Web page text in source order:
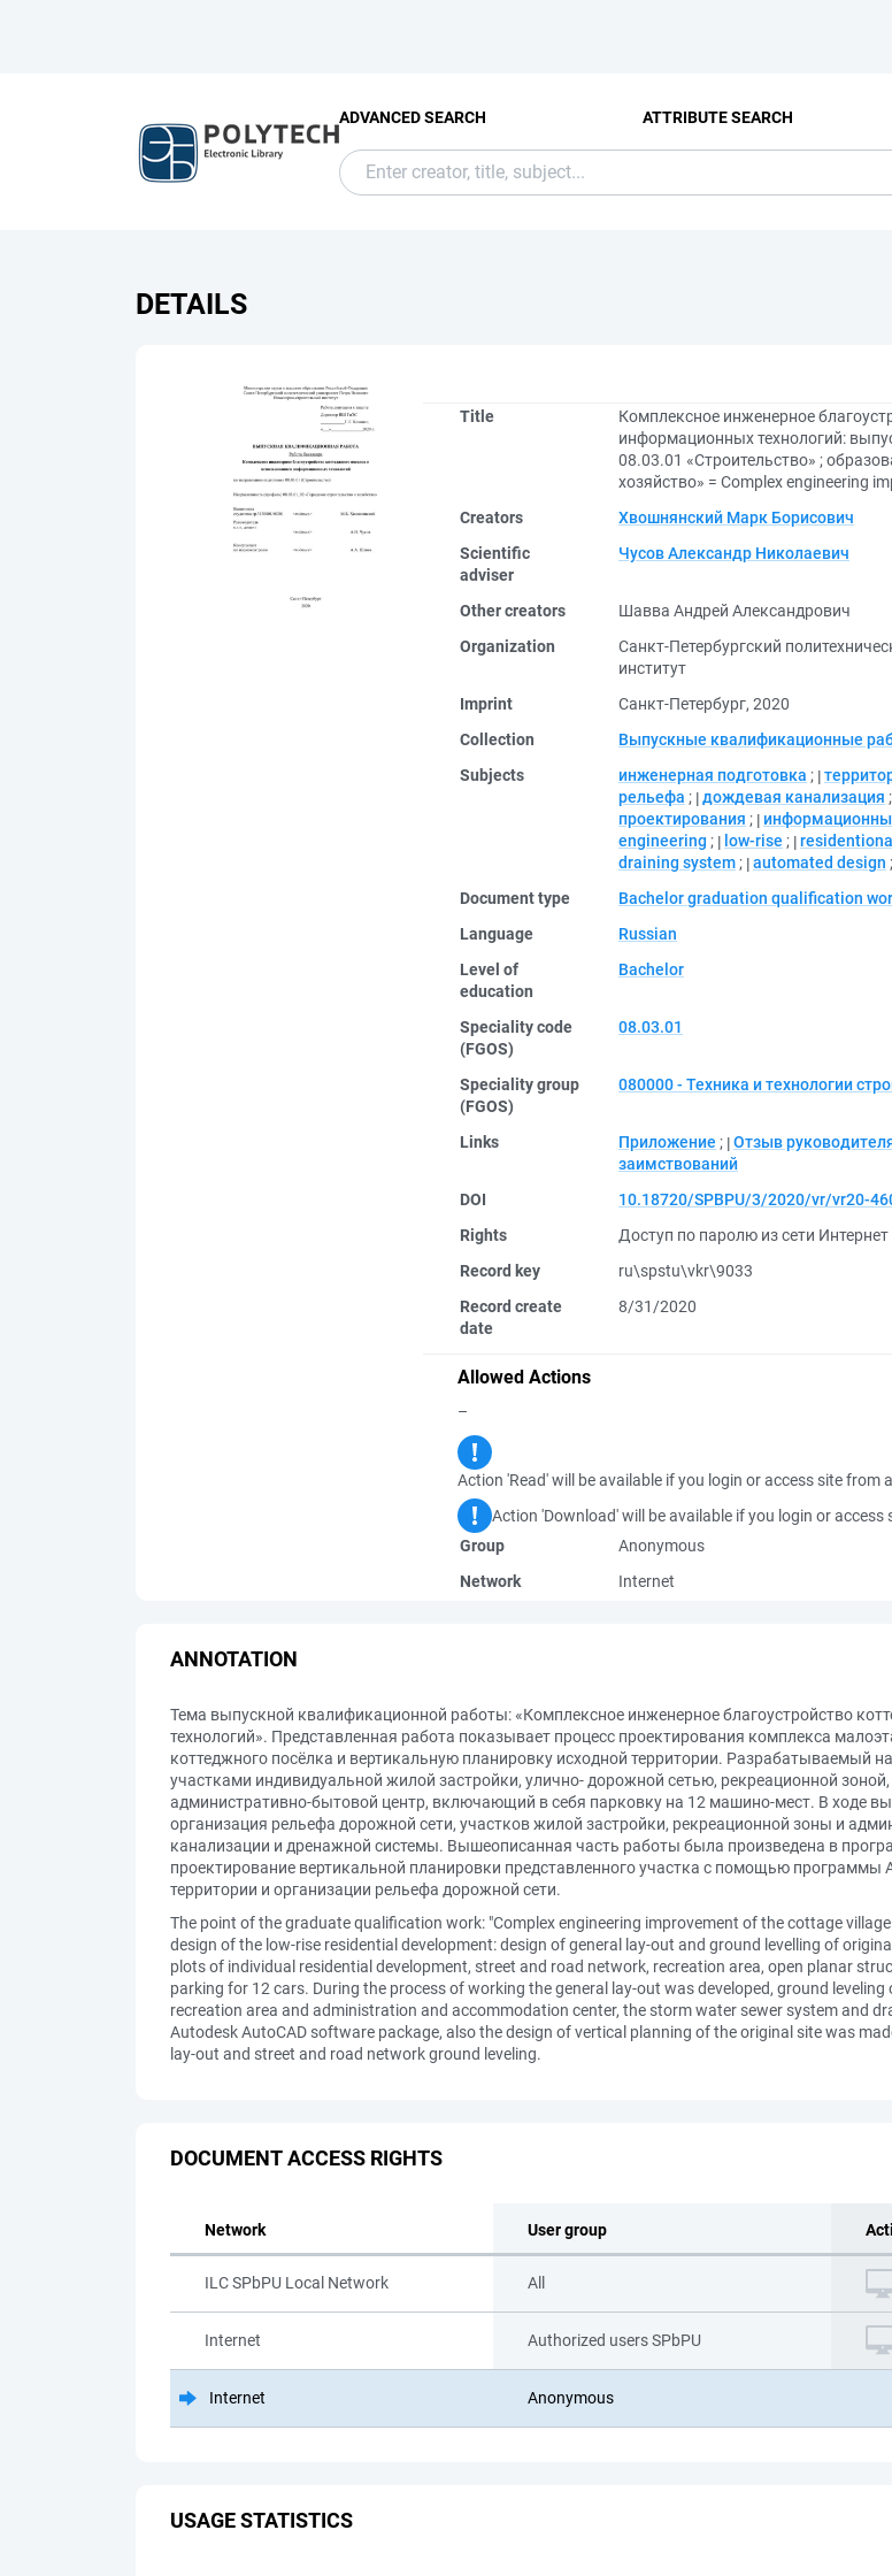
ADVANCED SEARCH ATTRIBUTE SEARCH
DETAILS
Title
Комплексное инженерное
информационных технологий:
08.03.01 «Строительство» ;
хозяйство» = Complex engineering
Creators
Хвошнянский Марк Борисович
Scientific
adviser
Чусов Александр Николаевич
Other creators
Шавва Андрей Александрович
Organization
Санкт-Петербургский
институт
Imprint
Санкт-Петербург, 2020
Collection
Выпускные квалификационные
Subjects
инженерная подготовка ;
рельефа ; дождевая канализация ;
проектирования ;
engineering ; low-rise ;
draining system ; automated design ;
Document type
Bachelor graduation qualification
Language
Russian
Level of
education
Bachelor
Speciality code
(FGOS)
08.03.01
Speciality group
(FGOS)
080000 - Техника и технологии
Links Приложение ; Отзыв
заимствований
DOI
10.18720/SPBPU/3/2020/vr/vr20-
Rights
Доступ по паролю из сети
Record key
ru\spstu\vkr\9033
Record create
date
8/31/2020
Allowed Actions
–
Action 'Read' will be available if you login or access site from
Action 'Download' will be available if you login or
Group
Anonymous
Network
Internet
ANNOTATION
Тема выпускной квалификационной работы: «Комплексное инженерное благоустройство
технологий». Представленная работа показывает процесс проектирования комплекса
коттеджного посёлка и вертикальную планировку исходной территории. Разрабатываемый
участками индивидуальной жилой застройки, улично- дорожной сетью, рекреационной
административно-бытовой центр, включающий в себя парковку на 12 машино-мест. В ходе
организация рельефа дорожной сети, участков жилой застройки, рекреационной зоны и
канализации и дренажной системы. Вышеописанная часть работы была произведена в
проектирование вертикальной планировки представленного участка с помощью программы
территории и организации рельефа дорожной сети.
The point of the graduate qualification work: "Complex engineering improvement of the cottage
design of the low-rise residential development: design of general lay-out and ground levelling of
plots of individual residential development, street and road network, recreation area, open planar
parking for 12 cars. During the process of working the general lay-out was developed, ground
recreation area and administration and accommodation center, the storm water sewer system and
Autodesk AutoCAD software package, also the design of vertical planning of the original site was
lay-out and street and road network ground leveling.
DOCUMENT ACCESS RIGHTS
Network User group
ILC SPbPU Local Network All
Internet Authorized users SPbPU
Internet Anonymous
USAGE STATISTICS